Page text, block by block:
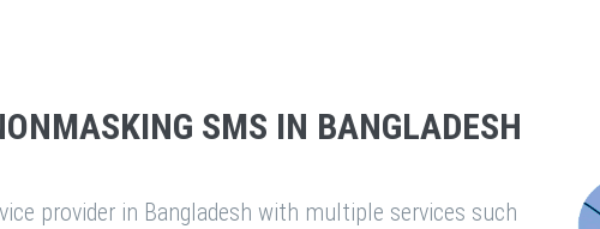
SMS IN BANGLADESH
provider in Bangladesh with multiple services such